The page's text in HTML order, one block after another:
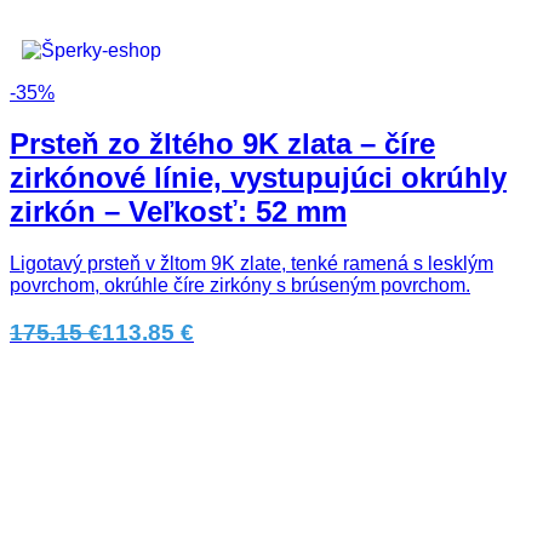
-35%
Prsteň zo žltého 9K zlata – číre
zirkónové línie, vystupujúci okrúhly
zirkón – Veľkosť: 52 mm
Ligotavý prsteň v žltom 9K zlate, tenké ramená s lesklým
povrchom, okrúhle číre zirkóny s brúseným povrchom.
175.15 €113.85 €